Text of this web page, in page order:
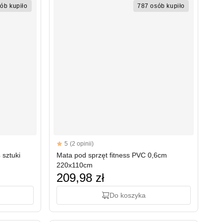
kupiło
sztuki
787 osób kupiło
Reviews
5 out of 5 stars
5 (2 opinii)
Mata pod sprzęt fitness PVC 0,6cm
220x110cm
209,98 zł
Do koszyka